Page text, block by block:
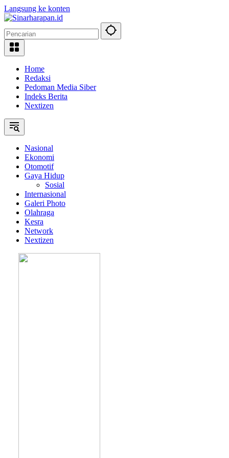
Langsung ke konten
Home
Redaksi
Pedoman Media Siber
Indeks Berita
Nextizen
Nasional
Ekonomi
Otomotif
Gaya Hidup
Sosial
Internasional
Galeri Photo
Olahraga
Kesra
Network
Nextizen